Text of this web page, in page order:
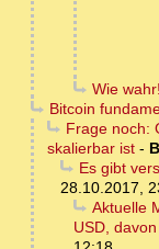
Wie wahr!
Bitcoin
Frage noch:
skalierbar ist -
Es gibt
28.10.2017,
Aktuelle
USD,